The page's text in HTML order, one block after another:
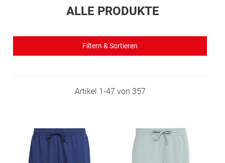
ALLE PRODUKTE
Filtern & Sortieren
Artikel 1-47 von 357